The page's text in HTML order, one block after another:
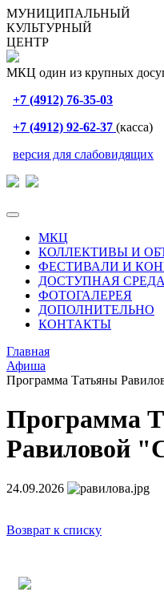
МУНИЦИПАЛЬНЫЙ
КУЛЬТУРНЫЙ
ЦЕНТР
МКЦ один из крупных
+7 (4912) 76-35-03
+7 (4912) 92-62-37 (касса)
версия для слабовидящих
МКЦ
КОЛЛЕКТИВЫ И
ФЕСТИВАЛИ И
ДОСТУПНАЯ СРЕДА
ФОТОГАЛЕРЕЯ
ДОПОЛНИТЕЛЬНО
КОНТАКТЫ
Главная
Афиша
Программа Татьяны
Программа
Равиловой
24.09.2026
Возврат к списку